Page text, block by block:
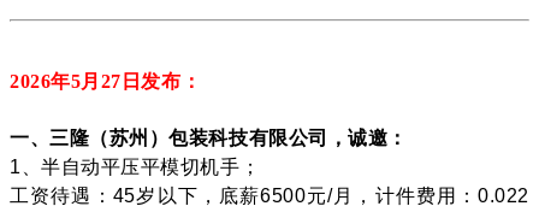
2026年5月27 日发布：
一、三隆（苏州）包装科技有限公司，诚邀：
1、半自动平压平模切机手；
工资待遇：45岁以下，底薪6500元/月，计件费用：0.022